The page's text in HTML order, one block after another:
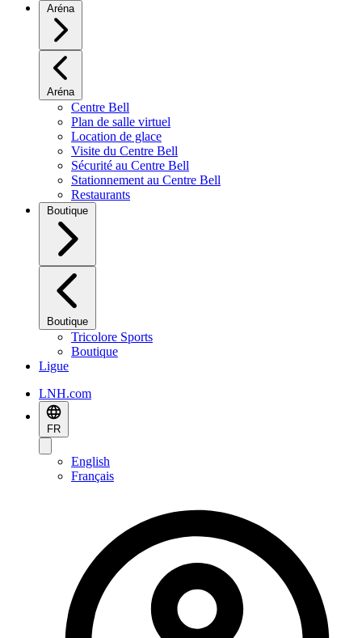
Aréna
Aréna
Centre Bell
Plan de salle virtuel
Location de glace
Visite du Centre Bell
Sécurité au Centre Bell
Stationnement au Centre Bell
Restaurants
Boutique
Boutique
Tricolore Sports
Boutique
Ligue
LNH.com
FR
English
Français